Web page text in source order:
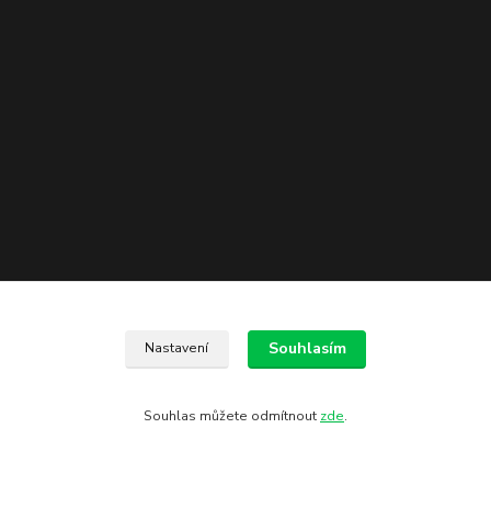
Nastavení Souhlasím
Souhlas můžete odmítnout zde.